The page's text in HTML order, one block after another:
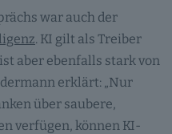
war auch der
. KI gilt als Treiber
aber ebenfalls stark von
erklärt: „Nur
über saubere,
verfügen, können KI-